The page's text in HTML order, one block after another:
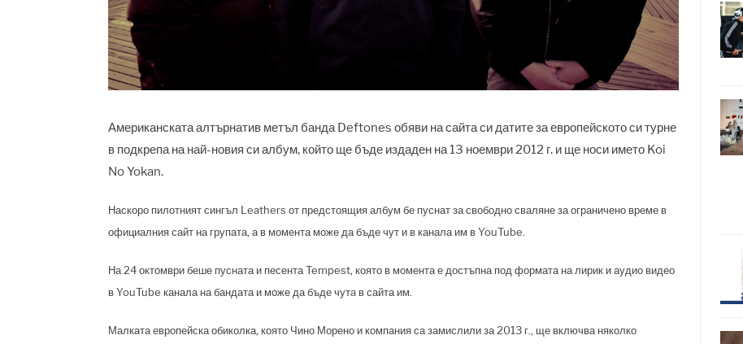
Американската алтърнатив метъл банда Deftones обяви на сайта си датите за европейското си турне
в подкрепа на най-новия си албум, който ще бъде издаден на 13 ноември 2012 г. и ще носи името Koi
No Yokan.
Наскоро пилотният сингъл Leathers от предстоящия албум бе пуснат за свободно сваляне за ограничено време в
официалния сайт на групата, а в момента може да бъде чут и в канала им в YouTube.
На 24 октомври беше пусната и песента Tempest, която в момента е достъпна под формата на лирик и аудио видео
в YouTube канала на бандата и може да бъде чутa в сайта им.
Малката европейска обиколка, която Чино Морено и компания са замислили за 2013 г., ще включва няколко